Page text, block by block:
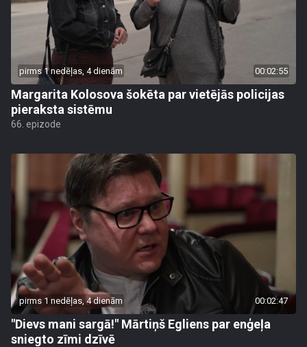
pirms 1 nedēļas, 4 dienām 00:02:55
Margarita Kolosova šokēta par vietējās policijas
pieraksta sistēmu
66. epizode
pirms 1 nedēļas, 4 dienām 00:02:47
"Dievs mani sargā!" Mārtiņš Egliens par enģeļa
sniegto zīmi dzīvē